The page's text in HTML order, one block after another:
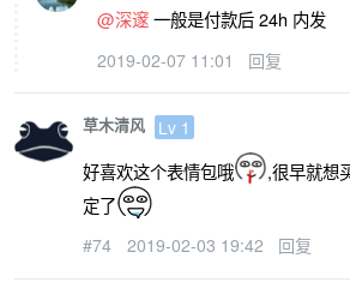
@深邃 一般是付款后 24h 内发
2019-02-07 11:01 回复
草木清风 Lv 1
好喜欢这个表情包哦
,很早就想
定了
#74 2019-02-03 19:42 回复